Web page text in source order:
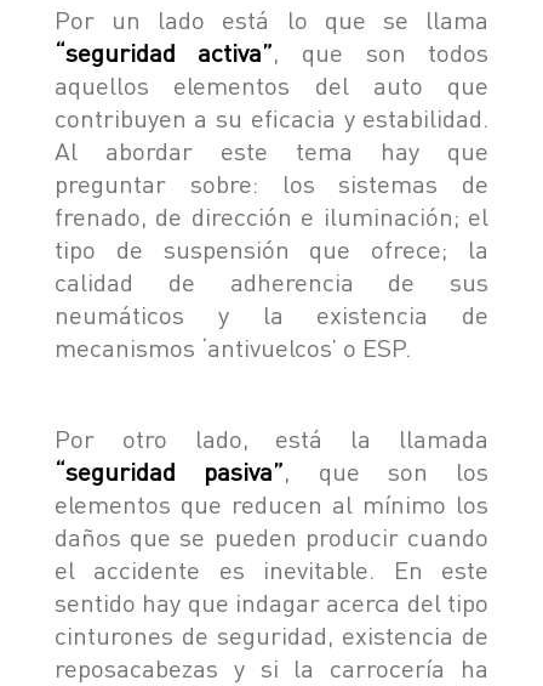
Por un lado está lo que se llama
“seguridad activa”, que son todos
aquellos elementos del auto que
contribuyen a su eficacia y estabilidad.
Al abordar este tema hay que
preguntar sobre: los sistemas de
frenado, de dirección e iluminación; el
tipo de suspensión que ofrece; la
calidad de adherencia de sus
neumáticos y la existencia de
mecanismos ‘antivuelcos’ o ESP.
Por otro lado, está la llamada
“seguridad pasiva”, que son los
elementos que reducen al mínimo los
daños que se pueden producir cuando
el accidente es inevitable. En este
sentido hay que indagar acerca del tipo
cinturones de seguridad, existencia de
reposacabezas y si la carrocería ha